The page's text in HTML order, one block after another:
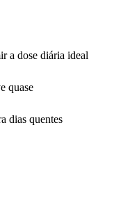
a dose diária ideal
quase
dias quentes